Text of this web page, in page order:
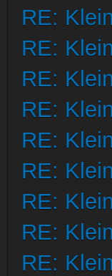
RE:
RE:
RE:
RE:
RE:
RE:
RE:
RE:
RE: